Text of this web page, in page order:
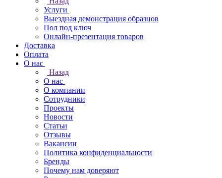
Услуги
Выездная демонстрация образцов
Пол под ключ
Онлайн-презентация товаров
Доставка
Оплата
О нас
Назад
О нас
О компании
Сотрудники
Проекты
Новости
Статьи
Отзывы
Вакансии
Политика конфиденциальности
Бренды
Почему нам доверяют